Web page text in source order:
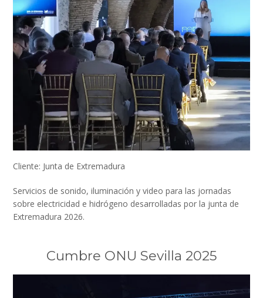
Cliente: Junta de Extremadura
Servicios de sonido, iluminación y video para las jornadas
sobre electricidad e hidrógeno desarrolladas por la junta de
Extremadura 2026.
Cumbre ONU Sevilla 2025